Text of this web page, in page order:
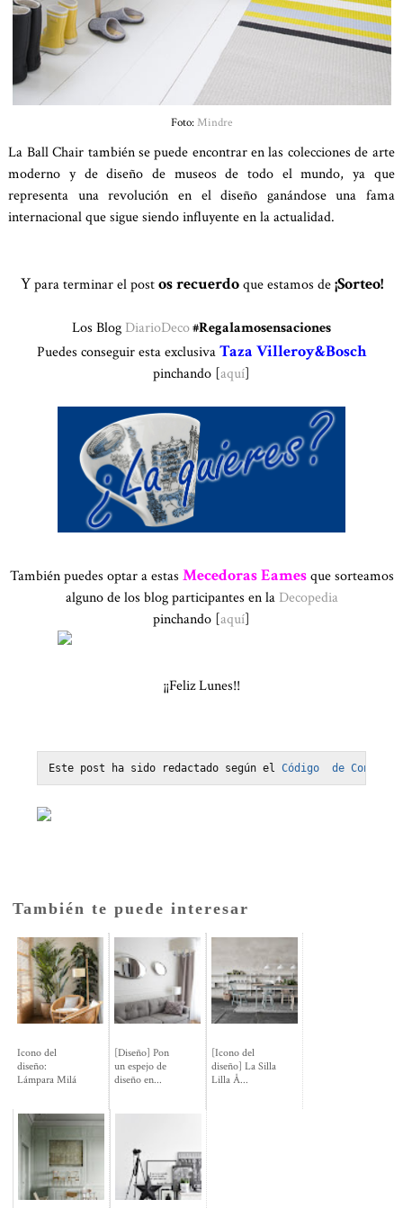
Foto:Mindre
La Ball Chair también se puede encontrar en las colecciones de arte
moderno y de diseño de museos de todo el mundo, ya que
representa una revolución en el diseño ganándose una fama
internacional que sigue siendo influyente en la actualidad.
Ypara terminar el postos recuerdoque estamos de¡Sorteo!
Los Blog DiarioDeco#Regalamosensaciones
Puedes conseguir esta exclusivaTaza Villeroy&Bosch
pinchando [aquí]
También puedes optar a estas Mecedoras Eamesque sorteamos
alguno de los blog participantes en la Decopedia
pinchando [aquí]
¡¡Feliz Lunes!!
Este post ha sido redactado según el Código  de
También te puede interesar
Icono del
diseño:
Lámpara Milá
[Diseño] Pon
un espejo de
diseño en...
[Icono del
diseño] La Silla
Lilla Å...